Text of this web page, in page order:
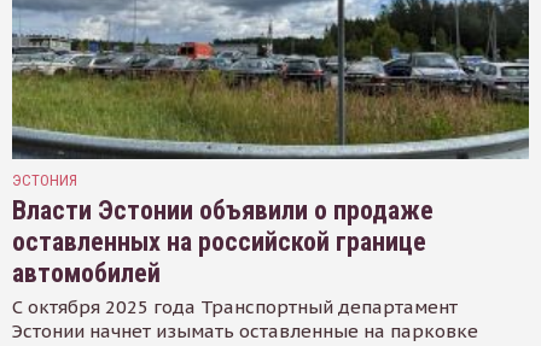
ЭСТОНИЯ
Власти Эстонии объявили о продаже
оставленных на российской границе
автомобилей
С октября 2025 года Транспортный департамент
Эстонии начнет изымать оставленные на парковке